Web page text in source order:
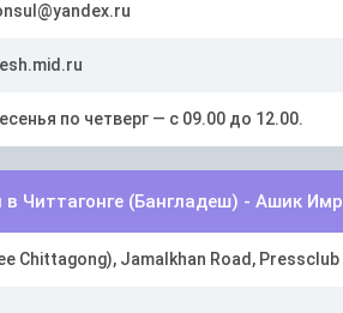
по четверг — с 09.00 до 12.00.
Читтагонге (Бангладеш) - Ашик
Chittagong), Jamalkhan Road,